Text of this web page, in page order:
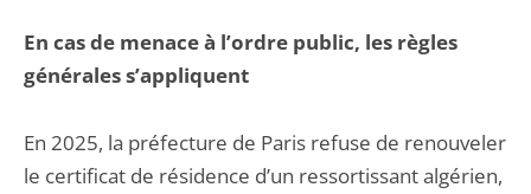
En cas de menace à l’ordre public, les règles
générales s’appliquent
En 2025, la préfecture de Paris refuse de renouveler
le certificat de résidence d’un ressortissant algérien,